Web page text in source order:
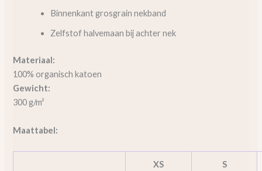
Binnenkant grosgrain nekband
Zelfstof halvemaan bij achter nek
Materiaal:
100% organisch katoen
Gewicht:
300 g/m²
Maattabel:
XS S